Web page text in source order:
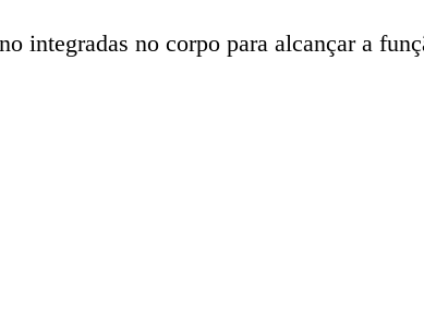
integradas no corpo para alcançar a